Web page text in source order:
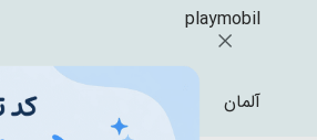
playmobil
آلمان